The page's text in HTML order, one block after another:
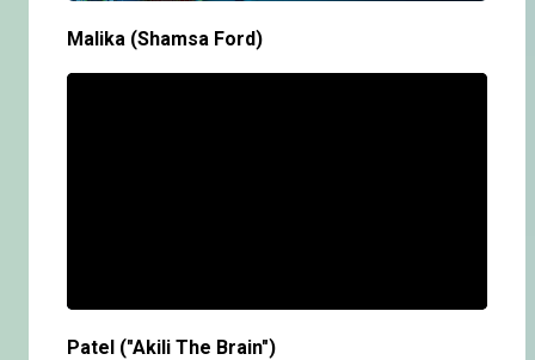
Malika (Shamsa Ford)
Patel ("Akili The Brain")